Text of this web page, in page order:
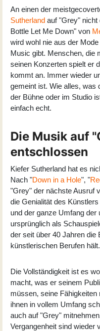
An einen der
Sutherland auf "Grey" nicht
Bottle Let Me Down" von
wird wohl nie aus der
Music gibt. Menschen, die
seinen Konzerten spielt er
kommt an. Immer wieder
gemeint ist. Wie alles, was
der Bühne oder im Studio
einfach echt.
Die Musik auf
entschlossen
Kiefer Sutherland hat es
Nach "Down in a Hole", "
"Grey" der nächste Ausruf
die Genialität des
und der ganze Umfang
ursprünglich als
der seit über 40 Jahren die
künstlerischen Berufen hält.
Die Vollständigkeit ist es
macht, was er seinem
müssen, seine
ihnen in vollem Umfang
auch auf "Grey"
Vergangenheit sind wieder